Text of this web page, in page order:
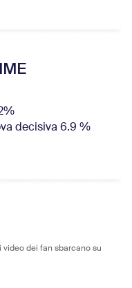
decisiva 6.9 %
video dei fan sbarcano su